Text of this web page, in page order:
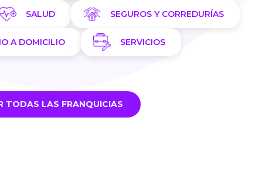
SALUD SEGUROS Y CORREDURÍAS
A DOMICILIO SERVICIOS
TODAS LAS FRANQUICIAS